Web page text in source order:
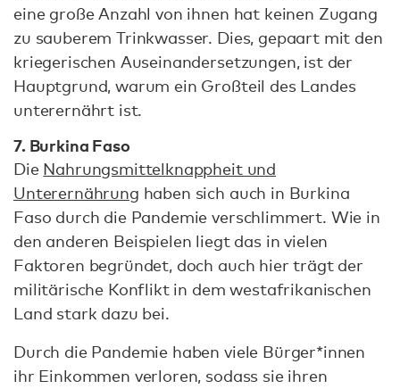
eine große Anzahl von ihnen hat keinen Zugang
zu sauberem Trinkwasser. Dies, gepaart mit den
kriegerischen Auseinandersetzungen, ist der
Hauptgrund, warum ein Großteil des Landes
unterernährt ist.
7. Burkina Faso
Die Nahrungsmittelknappheit und
Unterernährung haben sich auch in Burkina
Faso durch die Pandemie verschlimmert. Wie in
den anderen Beispielen liegt das in vielen
Faktoren begründet, doch auch hier trägt der
militärische Konflikt in dem westafrikanischen
Land stark dazu bei.
Durch die Pandemie haben viele Bürger*innen
ihr Einkommen verloren, sodass sie ihren